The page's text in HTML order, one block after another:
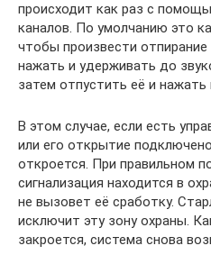
происходит как раз с
каналов. По умолчанию это
чтобы произвести
нажать и удерживать до
затем отпустить её и нажать
В этом случае, если есть
или его открытие
откроется. При правильном
сигнализация находится в
не вызовет её сработку.
исключит эту зону охраны.
закроется, система снова